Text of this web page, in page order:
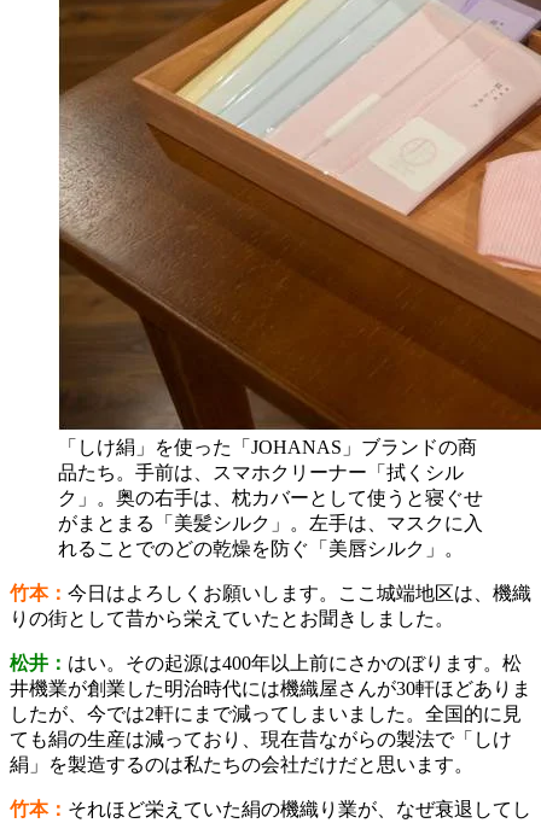
「しけ絹」を使った「JOHANAS」ブランドの商
品たち。手前は、スマホクリーナー「拭くシル
ク」。奥の右手は、枕カバーとして使うと寝ぐせ
がまとまる「美髪シルク」。左手は、マスクに入
れることでのどの乾燥を防ぐ「美唇シルク」。
竹本： 今日はよろしくお願いします。ここ城端地区は、機織
りの街として昔から栄えていたとお聞きしました。
松井： はい。その起源は400年以上前にさかのぼります。松
井機業が創業した明治時代には機織屋さんが30軒ほどありま
したが、今では2軒にまで減ってしまいました。全国的に見
ても絹の生産は減っており、現在昔ながらの製法で「しけ
絹」を製造するのは私たちの会社だけだと思います。
竹本： それほど栄えていた絹の機織り業が、なぜ衰退してし